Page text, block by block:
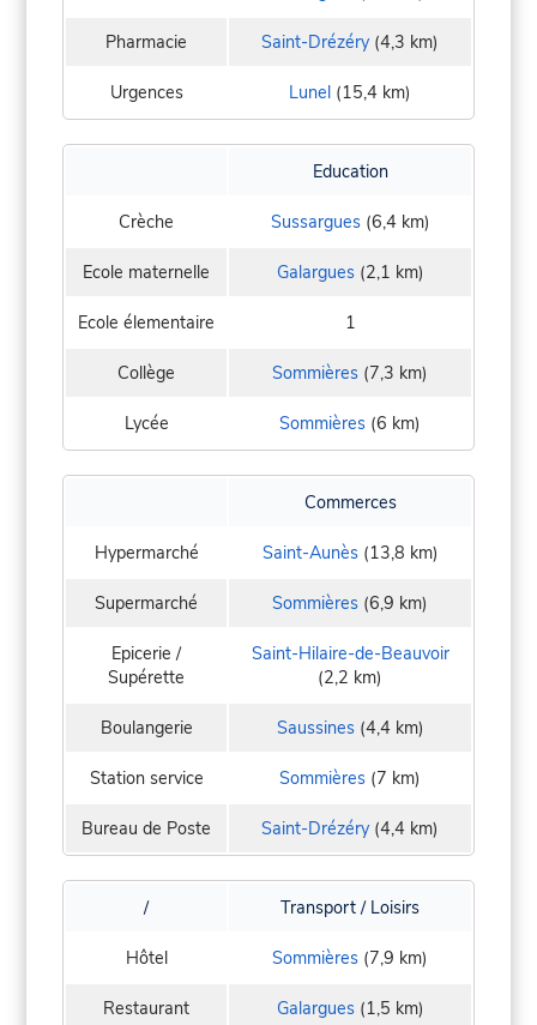
Pharmacie Saint-Drézéry (4,3 km)
Urgences Lunel (15,4 km)
Education
Crèche Sussargues(6,4 km)
Ecole maternelle Galargues(2,1 km)
Ecole élementaire 1
Collège Sommières (7,3 km)
Lycée Sommières (6 km)
Commerces
Hypermarché Saint-Aunès(13,8 km)
Supermarché Sommières (6,9 km)
Epicerie /
Supérette
Saint-Hilaire-de-Beauvoir
(2,2 km)
Boulangerie Saussines(4,4 km)
Station service Sommières (7 km)
Bureau de Poste Saint-Drézéry (4,4 km)
/ Transport / Loisirs
Hôtel Sommières (7,9 km)
Restaurant Galargues(1,5 km)